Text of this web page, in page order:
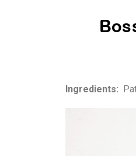
Ingredients: